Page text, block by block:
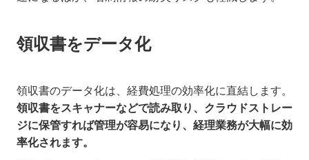
領収書をデータ化
領収書のデータ化は、経費処理の効率化に直結します。
領収書をスキャナーなどで読み取り、クラウドストレー
ジに保管すれば管理が容易になり、経理業務が大幅に効
率化されます。